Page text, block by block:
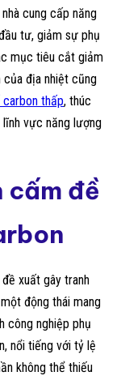
cung cấp năng
tư, giảm sự phụ
mục tiêu cắt giảm
của địa nhiệt cũng
thấp, thúc
vực năng lượng
cấm đề
xuất gây tranh
động thái mang
công nghiệp phụ
nổi tiếng với tỷ lệ
không thể thiếu